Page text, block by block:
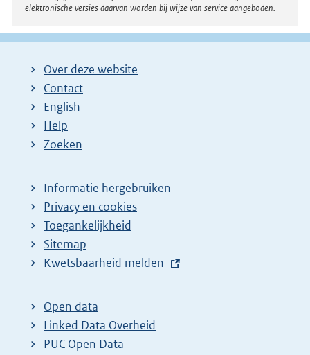
elektronische versies daarvan worden bij wijze van service aangeboden.
Over deze website
Contact
English
Help
Zoeken
Informatie hergebruiken
Privacy en cookies
Toegankelijkheid
Sitemap
E
t
e
r
Kwetsbaarheid melden
Open data
Linked Data Overheid
PUC Open Data